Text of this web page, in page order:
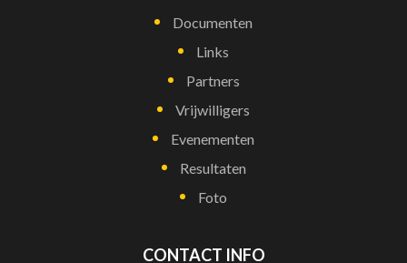
Documenten
Links
Partners
Vrijwilligers
Evenementen
Resultaten
Foto
CONTACT INFO